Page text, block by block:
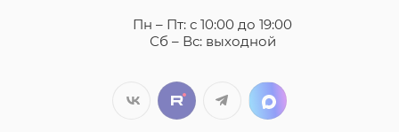
Пн – Пт: с 10:00 до 19:00
Сб – Вс: выходной